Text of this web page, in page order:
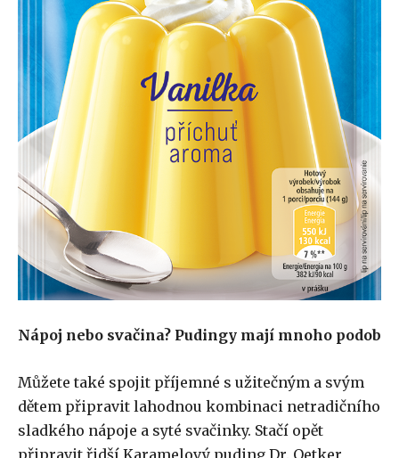
Nápoj nebo svačina? Pudingy mají mnoho podob
Můžete také spojit příjemné s užitečným a svým
dětem připravit lahodnou kombinaci netradičního
sladkého nápoje a syté svačinky. Stačí opět
připravit řidší Karamelový puding Dr. Oetker,